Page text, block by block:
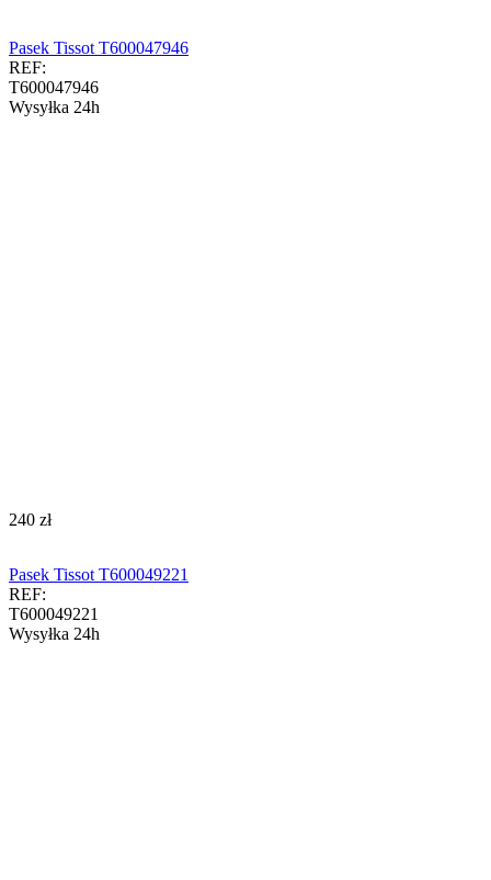
Pasek Tissot T600047946
REF:
T600047946
Wysyłka 24h
‍240‍ zł
Pasek Tissot T600049221
REF:
T600049221
Wysyłka 24h